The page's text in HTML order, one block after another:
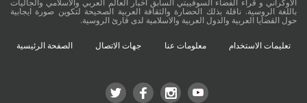
الاوكراني و قراء الفضاء السوفييتي السابق أخبار العالم العربي والاسلامي والجاليات
باللغة الروسية. ناقلة بذلك الحضارة والثقافة العربية الصحيحة لتكوين صورة ايجابية
حول القضايا العربية والدول العربية والاسلامية لدى قارئ الروسية.
تعليمات الاستخدام معلومات عنا جهات الاتصال الصفحة الرئيسية